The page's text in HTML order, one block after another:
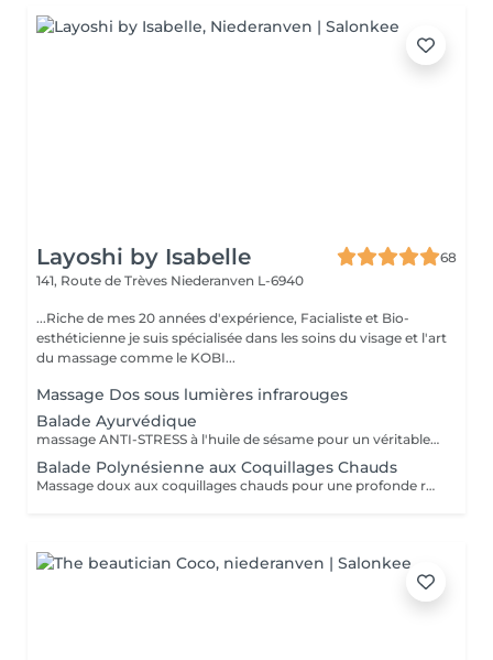
Layoshi by Isabelle
68
141, Route de Trèves Niederanven L-6940
...Riche de mes 20 années d'expérience, Facialiste et Bio-
esthéticienne je suis spécialisée dans les soins du visage et l'art
du massage comme le KOBI...
Massage Dos sous lumières infrarouges
Balade Ayurvédique
massage ANTI-STRESS à l'huile de sésame pour un véritable lâcher-prise du corps et une déconnexion totale de l'esprit.
Balade Polynésienne aux Coquillages Chauds
Massage doux aux coquillages chauds pour une profonde relaxation